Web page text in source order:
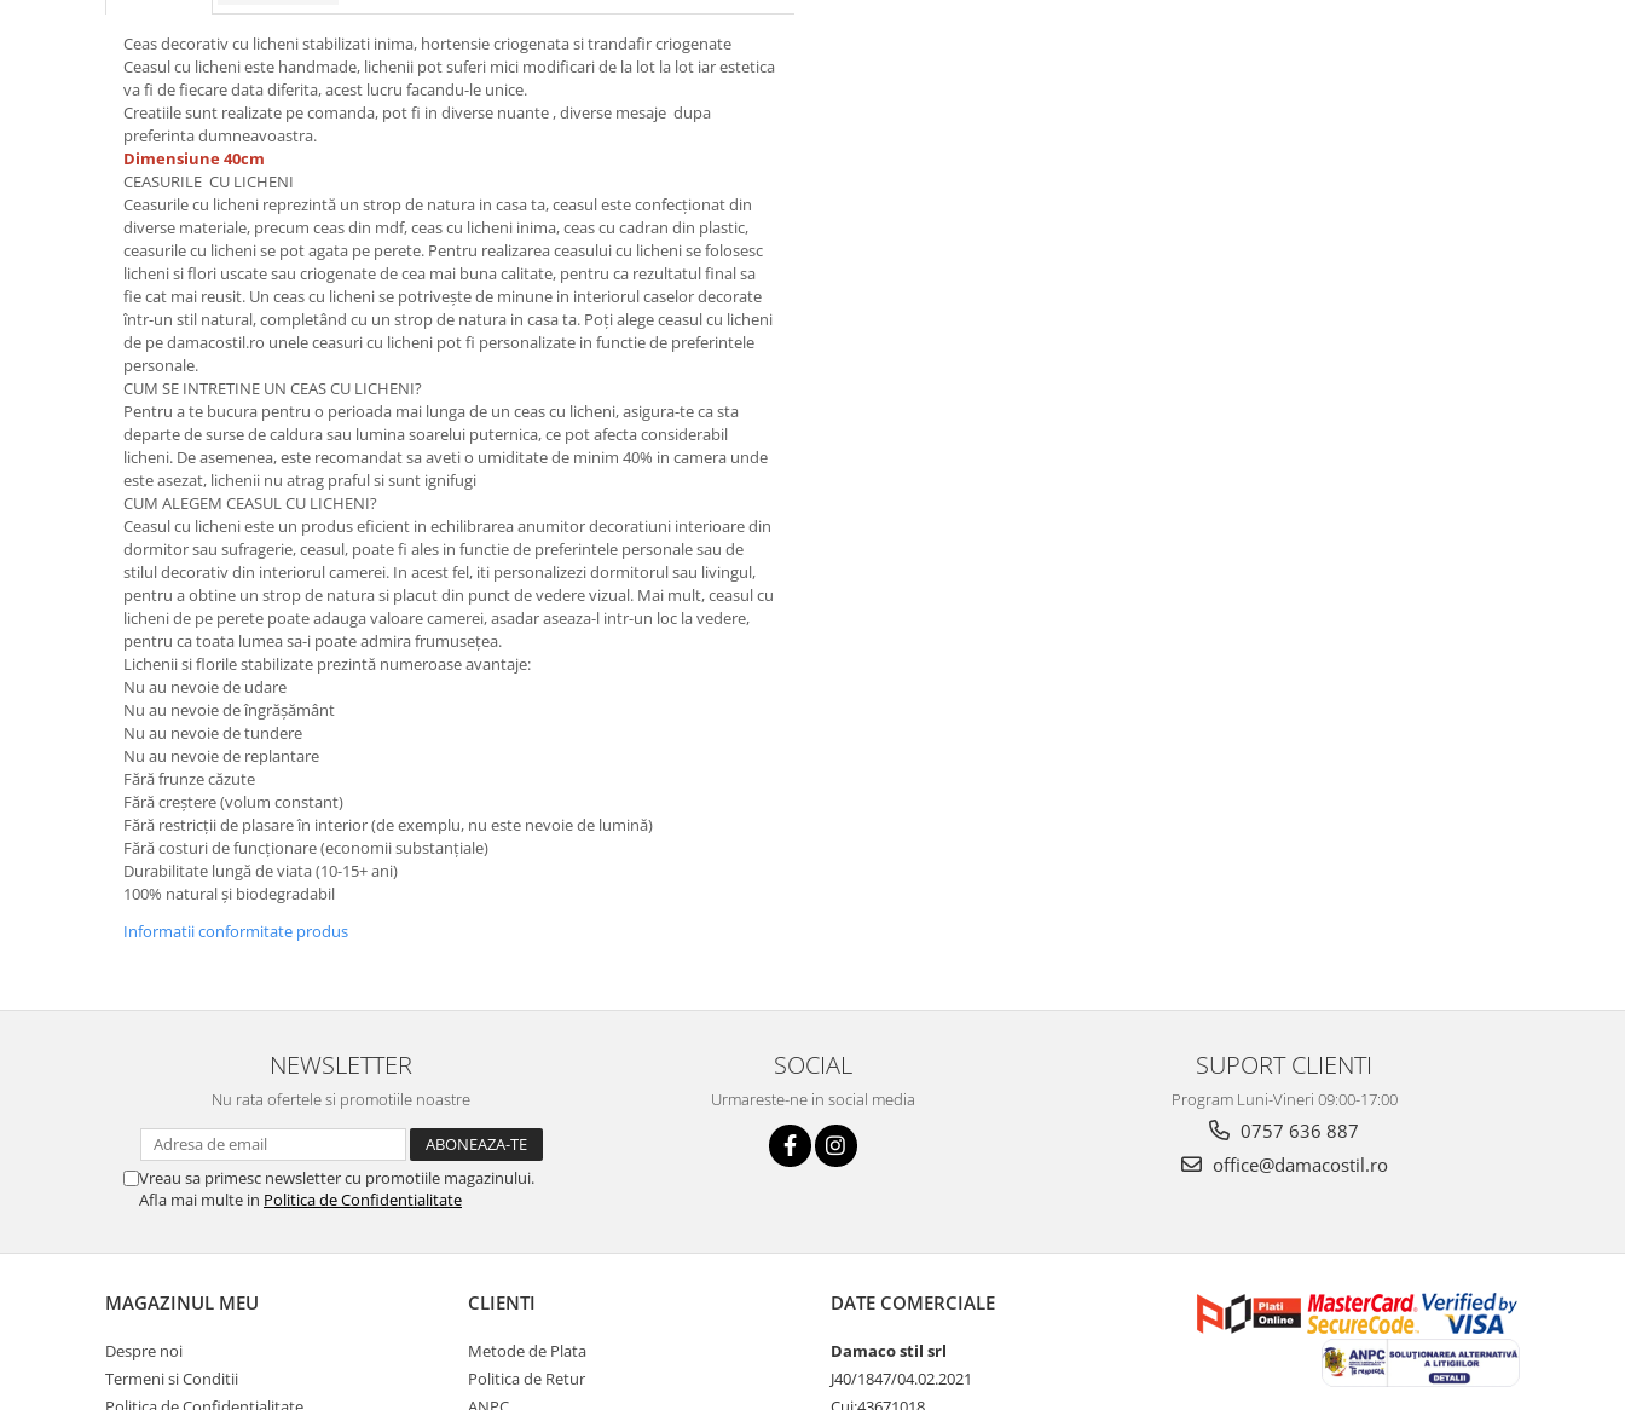
Ceas decorativ cu licheni stabilizati inima, hortensie criogenata si trandafir criogenate
Ceasul cu licheni este handmade, lichenii pot suferi mici modificari de la lot la lot iar estetica
va fi de fiecare data diferita, acest lucru facandu-le unice.
Creatiile sunt realizate pe comanda, pot fi in diverse nuante , diverse mesaje dupa
preferinta dumneavoastra.
Dimensiune 40cm
CEASURILE CU LICHENI
Ceasurile cu licheni reprezintă un strop de natura in casa ta, ceasul este confecționat din
diverse materiale, precum ceas din mdf, ceas cu licheni inima, ceas cu cadran din plastic,
ceasurile cu licheni se pot agata pe perete. Pentru realizarea ceasului cu licheni se folosesc
licheni si flori uscate sau criogenate de cea mai buna calitate, pentru ca rezultatul final sa
fie cat mai reusit. Un ceas cu licheni se potrivește de minune in interiorul caselor decorate
într-un stil natural, completând cu un strop de natura in casa ta. Poți alege ceasul cu licheni
de pe damacostil.ro unele ceasuri cu licheni pot fi personalizate in functie de preferintele
personale.
CUM SE INTRETINE UN CEAS CU LICHENI?
Pentru a te bucura pentru o perioada mai lunga de un ceas cu licheni, asigura-te ca sta
departe de surse de caldura sau lumina soarelui puternica, ce pot afecta considerabil
licheni. De asemenea, este recomandat sa aveti o umiditate de minim 40% in camera unde
este asezat, lichenii nu atrag praful si sunt ignifugi
CUM ALEGEM CEASUL CU LICHENI?
Ceasul cu licheni este un produs eficient in echilibrarea anumitor decoratiuni interioare din
dormitor sau sufragerie, ceasul, poate fi ales in functie de preferintele personale sau de
stilul decorativ din interiorul camerei. In acest fel, iti personalizezi dormitorul sau livingul,
pentru a obtine un strop de natura si placut din punct de vedere vizual. Mai mult, ceasul cu
licheni de pe perete poate adauga valoare camerei, asadar aseaza-l intr-un loc la vedere,
pentru ca toata lumea sa-i poate admira frumusețea.
Lichenii si florile stabilizate prezintă numeroase avantaje:
Nu au nevoie de udare
Nu au nevoie de îngrășământ
Nu au nevoie de tundere
Nu au nevoie de replantare
Fără frunze căzute
Fără creștere (volum constant)
Fără restricții de plasare în interior (de exemplu, nu este nevoie de lumină)
Fără costuri de funcționare (economii substanțiale)
Durabilitate lungă de viata (10-15+ ani)
100% natural și biodegradabil
Informatii conformitate produs
NEWSLETTER
Nu rata ofertele si promotiile noastre
Vreau sa primesc newsletter cu promotiile magazinului.
Afla mai multe in Politica de Confidentialitate
SOCIAL
Urmareste-ne in social media
SUPORT CLIENTI
Program Luni-Vineri 09:00-17:00
0757 636 887
office@damacostil.ro
MAGAZINUL MEU
Despre noi
Termeni si Conditii
CLIENTI
Metode de Plata
Politica de Retur
DATE COMERCIALE
Damaco stil srl
J40/1847/04.02.2021